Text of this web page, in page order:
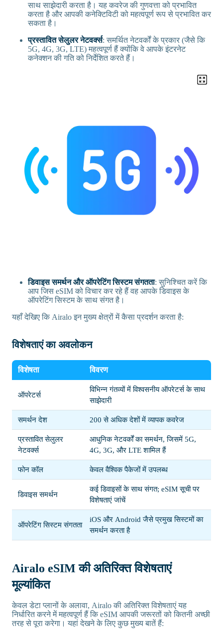
साथ साझेदारी करता है। यह कवरेज की गुणवत्ता को प्रभावित
करता है और आपकी कनेक्टिविटी को महत्वपूर्ण रूप से प्रभावित कर
सकता है।
प्रस्तावित सेलुलर नेटवर्क्स: समर्थित नेटवर्कों के प्रकार (जैसे कि
5G, 4G, 3G, LTE) महत्वपूर्ण हैं क्योंकि वे आपके इंटरनेट
कनेक्शन की गति को निर्देशित करते हैं।
डिवाइस समर्थन और ऑपरेटिंग सिस्टम संगतता: सुनिश्चित करें कि
आप जिस eSIM को विचार कर रहे हैं वह आपके डिवाइस के
ऑपरेटिंग सिस्टम के साथ संगत है।
यहाँ देखिए कि Airalo इन मुख्य क्षेत्रों में कैसा प्रदर्शन करता है:
विशेषताएं का अवलोकन
विशेषता विवरण
ऑपरेटर्स
विभिन्न गंतव्यों में विश्वसनीय ऑपरेटर्स के साथ
साझेदारी
समर्थन देश 200 से अधिक देशों में व्यापक कवरेज
प्रस्तावित सेलुलर
नेटवर्क्स
आधुनिक नेटवर्कों का समर्थन, जिसमें 5G,
4G, 3G, और LTE शामिल हैं
फोन कॉल केवल वैश्विक पैकेजों में उपलब्ध
डिवाइस समर्थन
कई डिवाइसों के साथ संगत; eSIM सूची पर
विशेषताएं जांचें
ऑपरेटिंग सिस्टम संगतता
iOS और Android जैसे प्रमुख सिस्टमों का
समर्थन करता है
Airalo eSIM की अतिरिक्त विशेषताएं
मूल्यांकित
केवल डेटा प्लानों के अलावा, Airalo की अतिरिक्त विशेषताएं यह
निर्धारित करने में महत्वपूर्ण हैं कि eSIM आपकी जरूरतों को कितनी अच्छी
तरह से पूरा करेगा। यहां देखने के लिए कुछ मुख्य बातें हैं: